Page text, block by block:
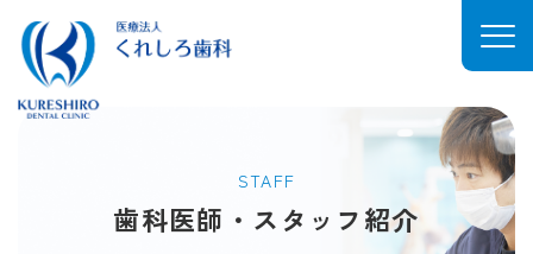
STAFF
歯科医師・スタッフ紹介